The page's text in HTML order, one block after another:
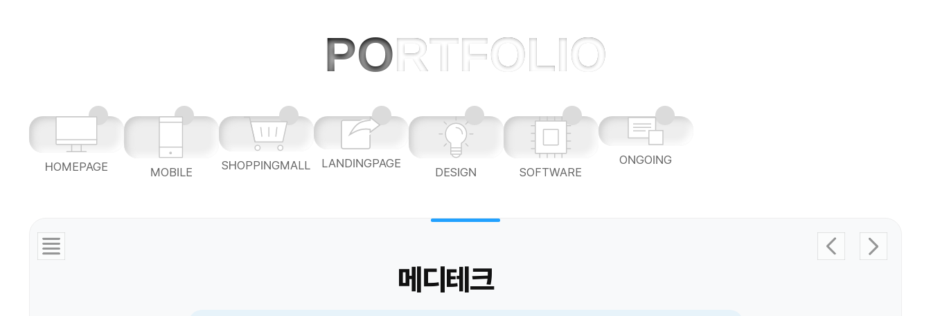
PORTFOLIO
HOMEPAGE MOBILE SHOPPINGMALL LANDINGPAGE
DESIGN SOFTWARE
ONGOING
메디테크